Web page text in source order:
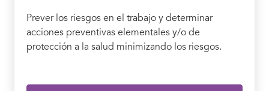
Prever los riesgos en el trabajo y determinar
acciones preventivas elementales y/o de
protección a la salud minimizando los riesgos.